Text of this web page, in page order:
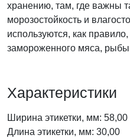
хранению, там, где важны
морозостойкость и
используются, как
замороженного мяса,
Характеристики
Ширина этикетки, мм: 58,00
Длина этикетки, мм: 30,00